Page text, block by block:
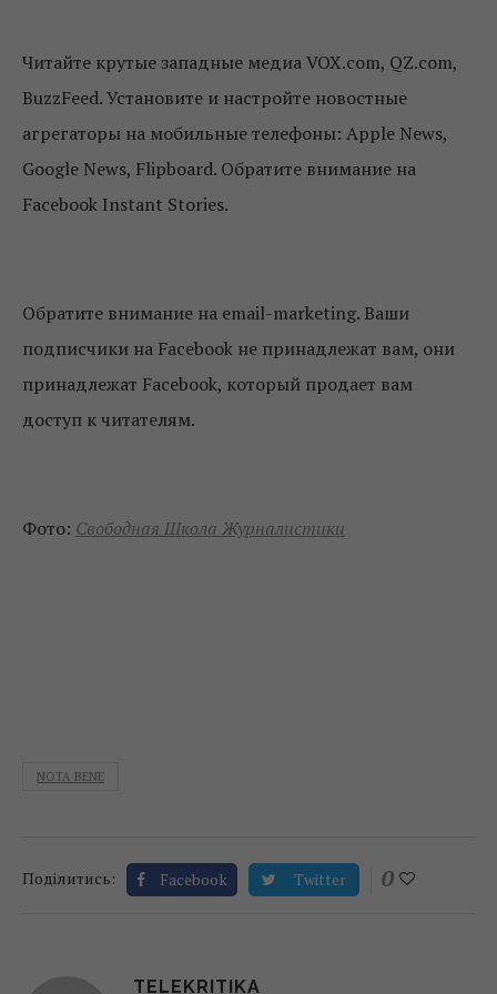
Читайте крутые западные медиа VOX.com, QZ.com,
BuzzFeed. Установите и настройте новостные
агрегаторы на мобильные телефоны: Apple News,
Google News, Flipboard. Обратите внимание на
Facebook Instant Stories.
Обратите внимание на email-marketing. Ваши
подписчики на Facebook не принадлежат вам, они
принадлежат Facebook, который продает вам
доступ к читателям.
Фото: Свободная Школа Журналистики
NOTA BENE
Поділитись: Facebook Twitter 0
TELEKRITIKA